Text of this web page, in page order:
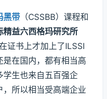
黑带 （CSSBB）课程和
精益六西格玛研究所
证书上才加上了ILSSI
在国内，都有相当高
学生也来自五百强企
所以相当受高端企业